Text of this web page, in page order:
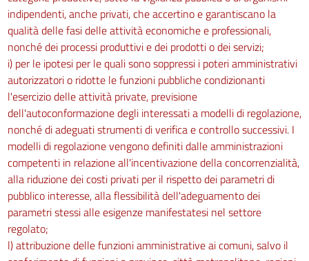
indipendenti, anche privati, che accertino e garantiscano la
qualità delle fasi delle attività economiche e professionali,
nonché dei processi produttivi e dei prodotti o dei servizi;
i) per le ipotesi per le quali sono soppressi i poteri amministrativi
autorizzatori o ridotte le funzioni pubbliche condizionanti
l'esercizio delle attività private, previsione
dell'autoconformazione degli interessati a modelli di regolazione,
nonché di adeguati strumenti di verifica e controllo successivi. I
modelli di regolazione vengono definiti dalle amministrazioni
competenti in relazione all'incentivazione della concorrenzialità,
alla riduzione dei costi privati per il rispetto dei parametri di
pubblico interesse, alla flessibilità dell'adeguamento dei
parametri stessi alle esigenze manifestatesi nel settore
regolato;
l) attribuzione delle funzioni amministrative ai comuni, salvo il